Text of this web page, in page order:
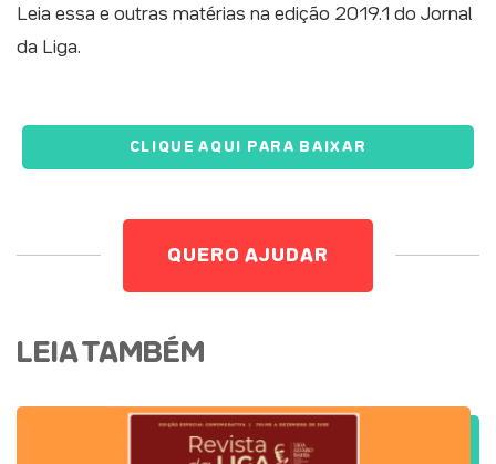
Leia essa e outras matérias na edição 2019.1 do Jornal
da Liga.
CLIQUE AQUI PARA BAIXAR
QUERO AJUDAR
LEIA TAMBÉM